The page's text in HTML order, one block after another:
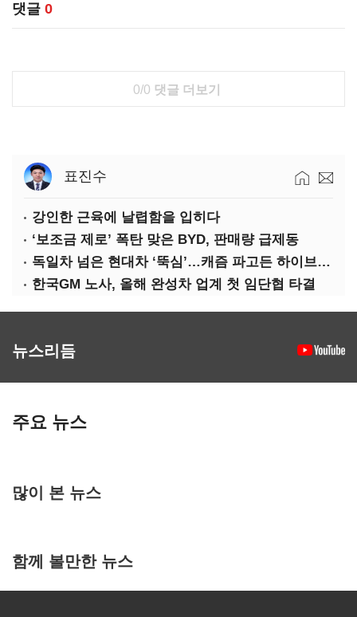
댓글 0
0/0 댓글 더보기
표진수
강인한 근육에 날렵함을 입히다
‘보조금 제로’ 폭탄 맞은 BYD, 판매량 급제동
독일차 넘은 현대차 ‘뚝심’…캐즘 파고든 하이브리드 역전극
한국GM 노사, 올해 완성차 업계 첫 임단협 타결
뉴스리듬
주요 뉴스
많이 본 뉴스
함께 볼만한 뉴스